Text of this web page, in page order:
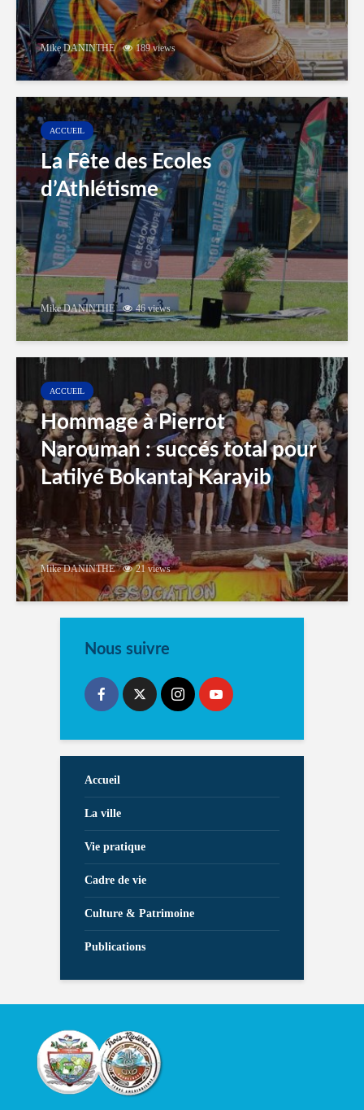
Mike DANINTHE 189 views
ACCUEIL
La Fête des Ecoles
d’Athlétisme
Mike DANINTHE 46 views
ACCUEIL
Hommage à Pierrot
Narouman : succés total pour
Latilyé Bokantaj Karayib
Mike DANINTHE 21 views
Nous suivre
Accueil
La ville
Vie pratique
Cadre de vie
Culture & Patrimoine
Publications